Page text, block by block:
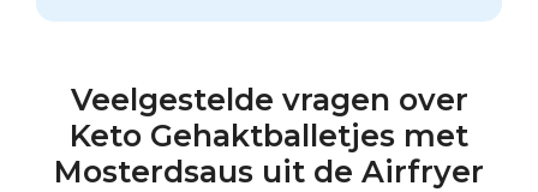
Veelgestelde vragen over
Keto Gehaktballetjes met
Mosterdsaus uit de Airfryer